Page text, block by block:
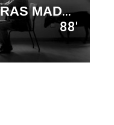
TIERRA DE NUESTRAS MADRES
88'